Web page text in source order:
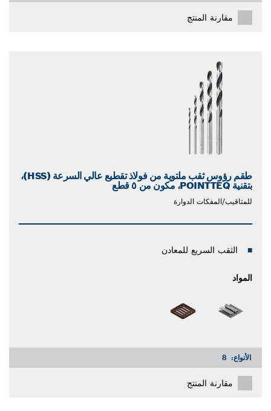
مقارنة المنتج
طقم رؤوس ثقب ملتوية من فولاذ تقطيع عالي السرعة (HSS)،
بتقنية POINTTEQ، مكون من ٥ قطع
للمثاقيب/المفكات الدوارة
الثقب السريع للمعادن
المواد
الأنواع: 8
مقارنة المنتج